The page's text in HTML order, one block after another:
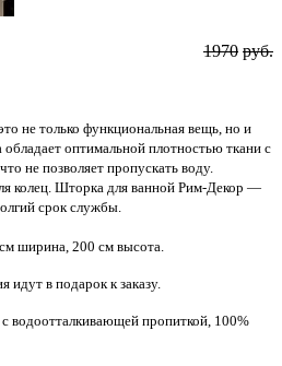
1970 руб.
не только функциональная вещь, но и
оптимальной плотностью ткани с
не позволяет пропускать воду.
колец. Шторка для ванной Рим-Декор —
срок службы.
ширина, 200 см высота.
идут в подарок к заказу.
водоотталкивающей пропиткой, 100%